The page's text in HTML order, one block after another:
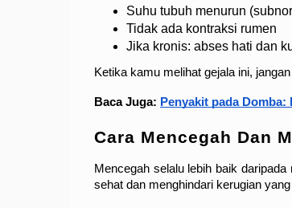
Suhu tubuh menurun
Tidak ada kontraksi rumen
Jika kronis: abses hati dan
Ketika kamu melihat gejala ini,
Baca Juga: Penyakit pada
Cara Mencegah Dan
Mencegah selalu lebih baik
sehat dan menghindari kerugian